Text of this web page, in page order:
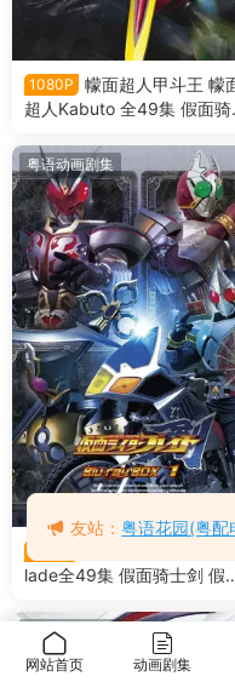
1080P
幪面超人甲斗王 幪
超人Kabuto 全49集 假面骑
版
粤语动画剧集
lade全49集 假面骑士剑 假
粤语动画剧集
网站首页
动画剧集
友站：粤语花园(粤配